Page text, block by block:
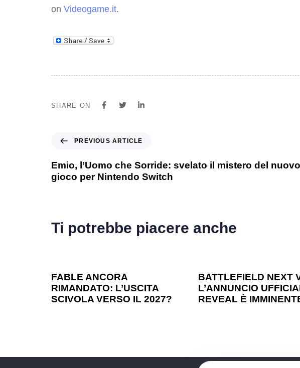
on Videogame.it.
SHARE ON
PREVIOUS ARTICLE
Emio, l’Uomo che Sorride: svelato il mistero del nuovo
gioco per Nintendo Switch
Ti potrebbe piacere anche
FABLE ANCORA
RIMANDATO: L’USCITA
SCIVOLA VERSO IL 2027?
BATTLEFIELD NEXT
L’ANNUNCIO
REVEAL È